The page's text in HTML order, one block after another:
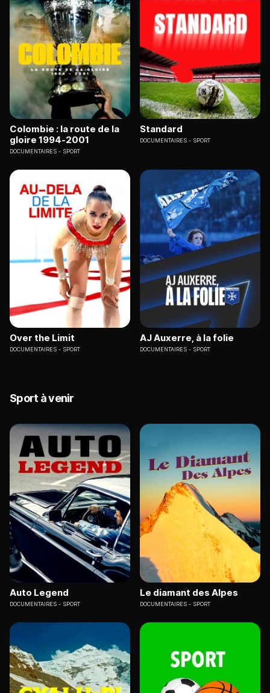
Colombie : la route de la
gloire 1994-2001
DOCUMENTAIRES SPORT
Standard
DOCUMENTAIRES SPORT
Over the Limit
DOCUMENTAIRES SPORT
AJ Auxerre, à la folie
DOCUMENTAIRES SPORT
Sport à venir
Auto Legend
DOCUMENTAIRES SPORT
Le diamant des Alpes
DOCUMENTAIRES SPORT